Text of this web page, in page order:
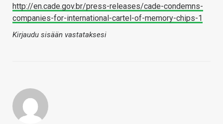
http://en.cade.gov.br/press-releases/cade-condemns-
companies-for-international-cartel-of-memory-chips-1
Kirjaudu sisään vastataksesi